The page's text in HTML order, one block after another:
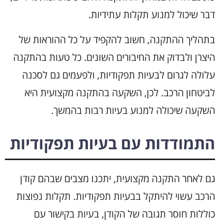
דבר שיכול למנוע תקלות עתידיות.
בתהליך ההתקנה, חשוב להקפיד על כל ההוראות של
היצרן ולבדוק את החיבורים השונים. כל טעות בהתקנה
עלולה לגרום לבעיות תפקודיות, ולפעמים גם לסכנה
לביטחון הרכב. לכן, השקעה בהתקנה מקצועית היא
השקעה שיכולה למנוע בעיות רבות בהמשך.
התמודדות עם בעיות תפקודיות
גם לאחר התקנה מקצועית, יתכנו מצבים שבהם קודן
הרכב עשוי להיתקל בבעיות תפקודיות. תקלות נפוצות
כוללות חוסר תגובה של הקודן, בעיות בקישור עם